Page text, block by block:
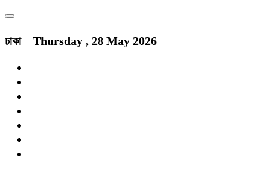
ঢাকা Thursday , 28 May 2026